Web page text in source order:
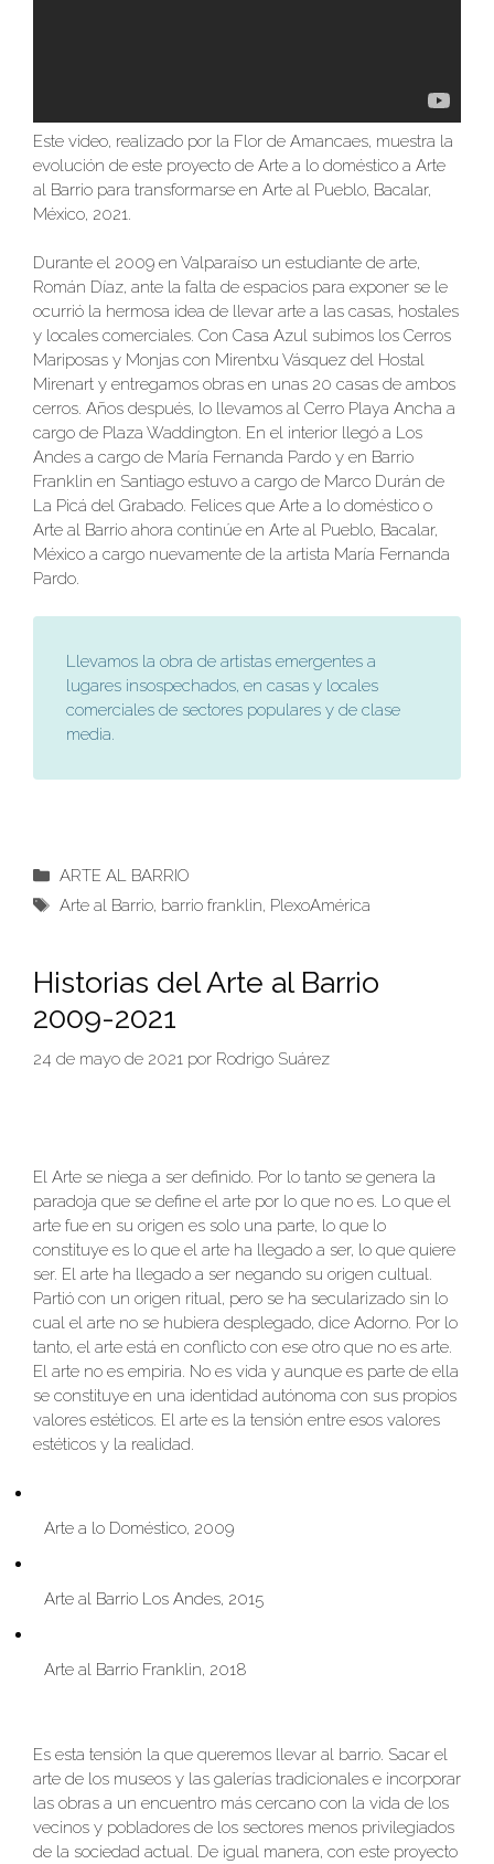
Este video, realizado por la Flor de Amancaes, muestra la
evolución de este proyecto de Arte a lo doméstico a Arte
al Barrio para transformarse en Arte al Pueblo, Bacalar,
México, 2021.
Durante el 2009 en Valparaíso un estudiante de arte,
Román Díaz, ante la falta de espacios para exponer se le
ocurrió la hermosa idea de llevar arte a las casas, hostales
y locales comerciales. Con Casa Azul subimos los Cerros
Mariposas y Monjas con Mirentxu Vásquez del Hostal
Mirenart y entregamos obras en unas 20 casas de ambos
cerros. Años después, lo llevamos al Cerro Playa Ancha a
cargo de Plaza Waddington. En el interior llegó a Los
Andes a cargo de María Fernanda Pardo y en Barrio
Franklin en Santiago estuvo a cargo de Marco Durán de
La Picá del Grabado. Felices que Arte a lo doméstico o
Arte al Barrio ahora continúe en Arte al Pueblo, Bacalar,
México a cargo nuevamente de la artista María Fernanda
Pardo.
Llevamos la obra de artistas emergentes a
lugares insospechados, en casas y locales
comerciales de sectores populares y de clase
media.
Categorías
ARTE AL BARRIO
Etiquetas
Arte al Barrio, barrio franklin, PlexoAmérica
Historias del Arte al Barrio
2009-2021
24 de mayo de 2021 por Rodrigo Suárez
El Arte se niega a ser definido. Por lo tanto se genera la
paradoja que se define el arte por lo que no es. Lo que el
arte fue en su origen es solo una parte, lo que lo
constituye es lo que el arte ha llegado a ser, lo que quiere
ser. El arte ha llegado a ser negando su origen cultual.
Partió con un origen ritual, pero se ha secularizado sin lo
cual el arte no se hubiera desplegado, dice Adorno. Por lo
tanto, el arte está en conflicto con ese otro que no es arte.
El arte no es empiria. No es vida y aunque es parte de ella
se constituye en una identidad autónoma con sus propios
valores estéticos. El arte es la tensión entre esos valores
estéticos y la realidad.
Arte a lo Doméstico, 2009
Arte al Barrio Los Andes, 2015
Arte al Barrio Franklin, 2018
Es esta tensión la que queremos llevar al barrio. Sacar el
arte de los museos y las galerías tradicionales e incorporar
las obras a un encuentro más cercano con la vida de los
vecinos y pobladores de los sectores menos privilegiados
de la sociedad actual. De igual manera, con este proyecto